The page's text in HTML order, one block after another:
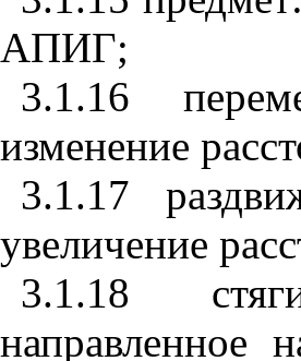
АПИГ;
3.1.16
изменение
3.1.17
увеличение
3.1.18
направленное